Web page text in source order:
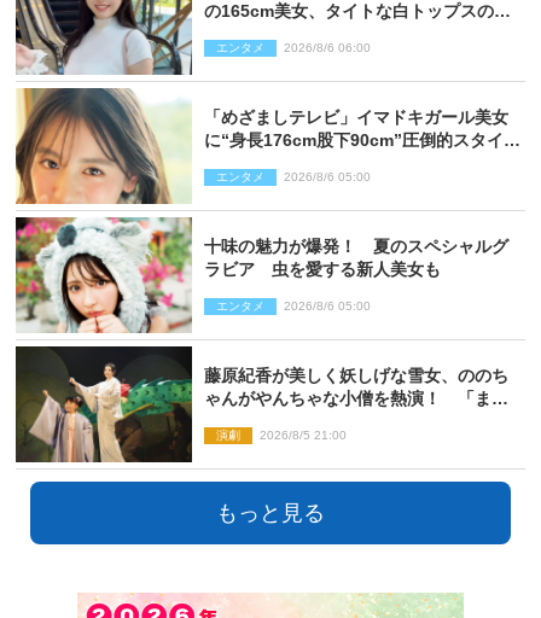
の165cm美女、タイトな白トップスの抜
エンタメ 2026/8/6 06:00
「めざましテレビ」イマドキガール美女
に“身長176cm股下90cm”圧倒的スタイル
エンタメ 2026/8/6 05:00
十味の魅力が爆発！ 夏のスペシャルグ
ラビア 虫を愛する新人美女も
エンタメ 2026/8/6 05:00
藤原紀香が美しく妖しげな雪女、ののち
ゃんがやんちゃな小僧を熱演！ 「まん
演劇 2026/8/5 21:00
もっと見る